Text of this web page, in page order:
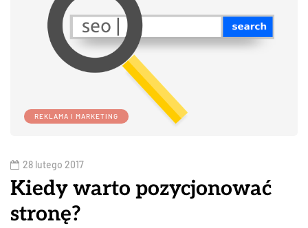
REKLAMA I MARKETING
28 lutego 2017
Kiedy warto pozycjonować
stronę?